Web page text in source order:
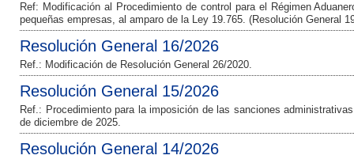
Ref: Modificación al Procedimiento de control para el Régimen
pequeñas empresas, al amparo de la Ley 19.765. (Resolución General
Resolución General 16/2026
Ref.: Modificación de Resolución General 26/2020.
Resolución General 15/2026
Ref.: Procedimiento para la imposición de las sanciones
de diciembre de 2025.
Resolución General 14/2026